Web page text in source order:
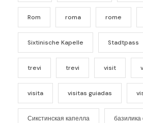
Rom roma rome
Sixtinische Kapelle Stadtpass
trevi trevi visit
visita visitas guiadas
Сикстинская капелла